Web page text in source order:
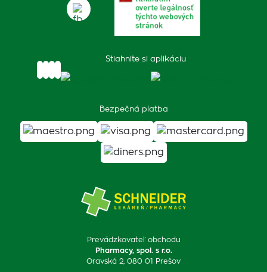
Prevádzkovateľ obchodu
Pharmacy, spol. s r.o.
Oravská 2, 080 01 Prešov
Stiahnite si aplikáciu
Bezpečná platba